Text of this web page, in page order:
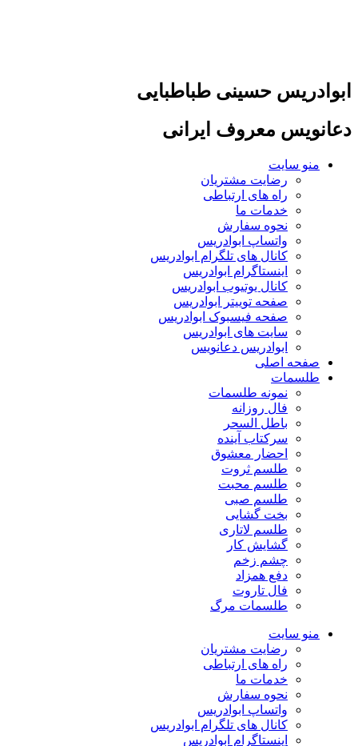
ابوادریس حسینی طباطبایی
دعانویس معروف ایرانی
منو سایت
رضایت مشتریان
راه های ارتباطی
خدمات ما
نحوه سفارش
واتساپ ابوادریس
کانال های تلگرام ابوادریس
اینستاگرام ابوادریس
کانال یوتیوب ابوادریس
صفحه توییتر ابوادریس
صفحه فیسبوک ابوادریس
سایت های ابوادریس
ابوادریس دعانویس
صفحه اصلی
طلسمات
نمونه طلسمات
فال روزانه
باطل السحر
سرکتاب آینده
احضار معشوق
طلسم ثروت
طلسم محبت
طلسم صبی
بخت گشایی
طلسم لاتاری
گشایش کار
چشم زخم
دفع همزاد
فال تاروت
طلسمات مرگ
منو سایت
رضایت مشتریان
راه های ارتباطی
خدمات ما
نحوه سفارش
واتساپ ابوادریس
کانال های تلگرام ابوادریس
اینستاگرام ابوادریس